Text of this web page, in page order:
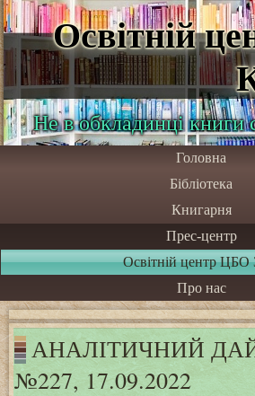
Освітній
Не в обкладинці книги
Головна
Бібліотека
Книгарня
Прес-центр
Освітній центр
Про нас
АНАЛІТИЧНИЙ
№227, 17.09.2022